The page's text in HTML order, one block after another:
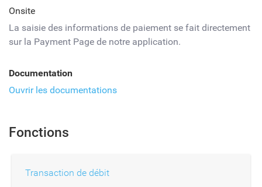
Onsite
La saisie des informations de paiement se fait directement
sur la Payment Page de notre application.
Documentation
Ouvrir les documentations
Fonctions
Transaction de débit